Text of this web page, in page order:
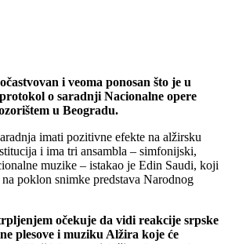
i veoma ponosan što je u
o saradnji Nacionalne opere
u Beogradu.
imati pozitivne efekte na alžirsku
i ima tri ansambla – simfonijski,
muzike – istakao je Edin Saudi, koji
poklon snimke predstava Narodnog
očekuje da vidi reakcije srpske
plesove i muziku Alžira koje će